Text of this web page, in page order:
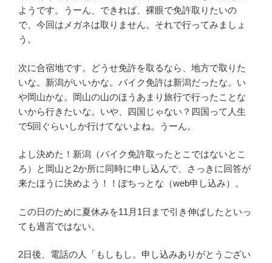
ようです。うーん、できれば、裸眼で免許取りたいの
で、今回はメガネは取りません。それで行ってみましょ
う。
次に合宿地です。どうせ免許を取るなら、地方で取りた
いな。新潟がいいかな。バイク免許は新潟だったな。い
や岡山かな。岡山の山のほうあまり旅行で行ったことな
いから行きたいな。いや、四国じゃない？四国って人生
で5回ぐらいしか行けてないよね。うーん。
よし決めた！新潟（バイク免許取ったとこではないとこ
ろ）と岡山と2か所に同時に申し込んで、さっきに回答が
来たほうに決めよう！！ぽちっとな（web申し込み）。
この日のために夏休みを11月1日まで引き伸ばしたといっ
ても過言ではない。
2日後、電話の人「もしもし。申し込みありがとうござい